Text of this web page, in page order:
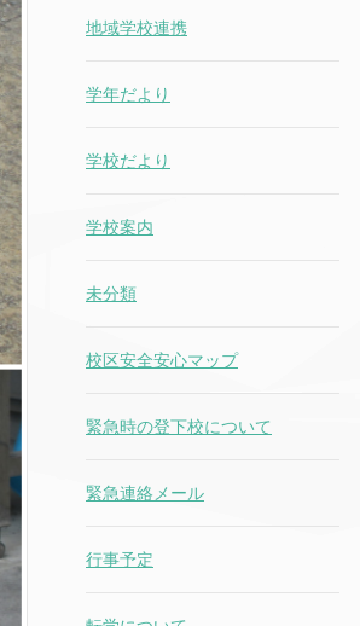
地域学校連携
学年だより
学校だより
学校案内
未分類
校区安全安心マップ
緊急時の登下校について
緊急連絡メール
行事予定